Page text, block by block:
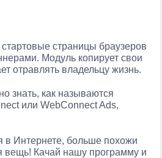
страницы браузеров
Модуль копирует свои
отравлять владельцу жизнь.
знать, как называются
или WebConnect Ads,
в Интернете, больше похожи
вещь! Качай нашу программу и